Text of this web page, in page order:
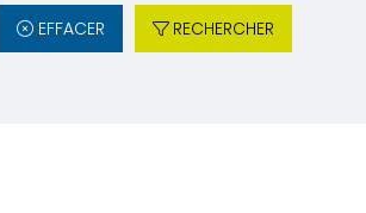
EFFACER RECHERCHER